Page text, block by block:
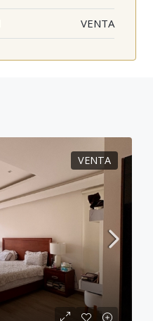
VENTA
VENTA